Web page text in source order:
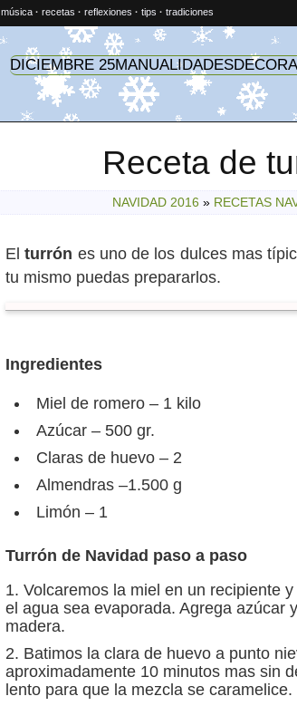
música · recetas · reflexiones · tips · tradiciones
DICIEMBRE 25MANUALIDADES
Receta de
NAVIDAD 2016 » RECETAS
Elturrón es uno de los dulces mas
tu mismo puedas prepararlos.
Ingredientes
Miel de romero – 1 kilo
Azúcar – 500 gr.
Claras de huevo – 2
Almendras –1.500 g
Limón – 1
Turrón de Navidad paso a paso
Volcaremos la miel en un recipiente
el agua sea evaporada. Agrega azúcar
madera.
Batimos la clara de huevo a punto
aproximadamente 10 minutos mas sin
lento para que la mezcla se caramelice.